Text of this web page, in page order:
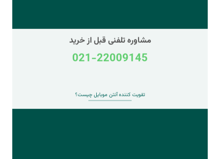
مشاوره تلفنی قبل از خرید
021-22009145
تقویت کننده آنتن موبایل چیست؟